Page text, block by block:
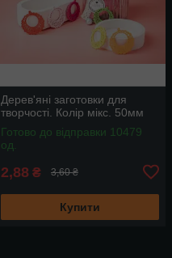
Дерев'яні заготовки для
творчості. Колір мікс. 50мм
Готово до відправки 10479
од.
2,88 ₴ 3,60 ₴
Купити